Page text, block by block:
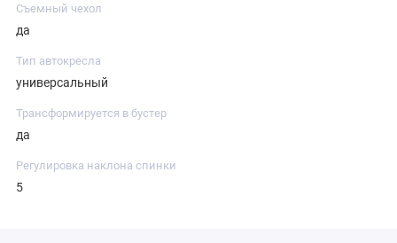
Съемный чехол
да
Тип автокресла
универсальный
Трансформируется в бустер
да
Регулировка наклона спинки
5